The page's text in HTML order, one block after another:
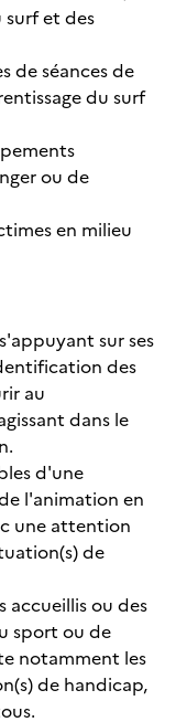
et des
de séances de
du surf
ou de
en milieu
sur ses
des
au
dans le
d'une
l'animation en
une attention
de
accueillis ou des
sport ou de
notamment les
de handicap,